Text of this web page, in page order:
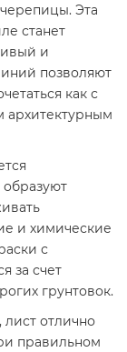
Эта
станет
и
позволяют
как с
и химические
с
за счет
грунтовок.
отлично
правильном